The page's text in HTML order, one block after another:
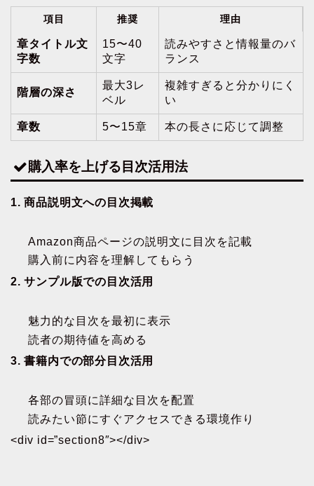
項目 推奨 理由
章タイトル文
字数
15〜40
文字
読みやすさと情報量のバ
ランス
階層の深さ
最大3レ
ベル
複雑すぎると分かりにく
い
章数 5〜15章 本の長さに応じて調整
購入率を上げる目次活用法
1. 商品説明文への目次掲載
Amazon商品ページの説明文に目次を記載
購入前に内容を理解してもらう
2. サンプル版での目次活用
魅力的な目次を最初に表示
読者の期待値を高める
3. 書籍内での部分目次活用
各部の冒頭に詳細な目次を配置
読みたい節にすぐアクセスできる環境作り
<div id=”section8″></div>